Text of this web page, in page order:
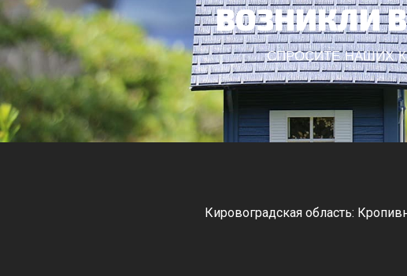
ВОЗНИКЛИ
СПРОСИТЕ НАШИХ
Кировоградская область:
Черкасская область: Ватутино,